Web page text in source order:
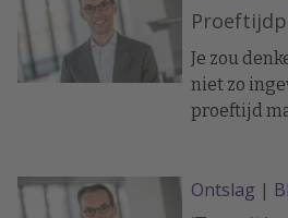
werknemer
werkgever
grond van
Je zou
niet zo
proeftijd
wordt
Ontslag |